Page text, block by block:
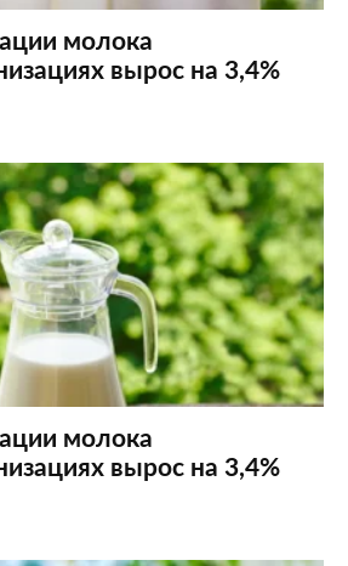
молока
вырос на 3,4%
молока
вырос на 3,4%